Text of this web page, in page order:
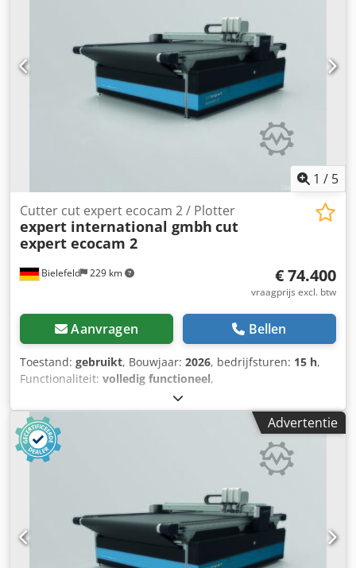
Controller: Siemens Simatic Tough Pannel Inclusief pallet
met gereedschap en extra onderdelen
1 / 5
Bielefeld 229 km
Cutter cut expert ecocam 2 / Plotter
expert international gmbh cut
expert ecocam 2
€ 74.400
vraagprijs excl. btw
Aanvragen Bellen
Toestand: gebruikt, Bouwjaar: 2026, bedrijfsturen: 15 h,
Functionaliteit: volledig functioneel,
204065
mm, totale hoogte:3.300 mm, Gebruikte machine CNC-
cutter/plotter Snijvlak in X en Y: 2.500 x 2.100 mm
Multifunctioneel CAM-snijsysteem met CNC-mes-
technologie voor 2D-snijden van leer, textiel, technische
stoffen, schuim en andere vlakke, semi-flexibele of stijve,
niet-metalen materialen. Uitrusting van de gebruikte
machine: • 1 snijbrug en 1 multifunctionele
gereedschapskop De machine wordt geleverd met een
aangedreven rondmes, een elektrisch oscillerend mes en
een freeskop (inclusief afzuiginstallatie) • Multifunctionele
Advertentie